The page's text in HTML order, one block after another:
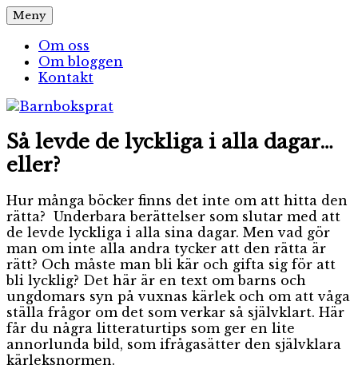
Hoppa
till
innehåll
Barnboksprat
– en blogg om barnböcker
Meny
Om oss
Om bloggen
Kontakt
Så levde de lyckliga i alla dagar…
eller?
Hur många böcker finns det inte om att hitta den
rätta? Underbara berättelser som slutar med att
de levde lyckliga i alla sina dagar. Men vad gör
man om inte alla andra tycker att den rätta är
rätt? Och måste man bli kär och gifta sig för att
bli lycklig? Det här är en text om barns och
ungdomars syn på vuxnas kärlek och om att våga
ställa frågor om det som verkar så självklart. Här
får du några litteraturtips som ger en lite
annorlunda bild, som ifrågasätter den självklara
kärleksnormen.